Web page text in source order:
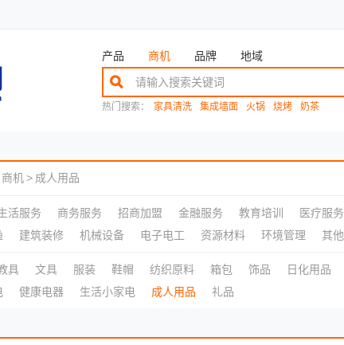
产品 商机 品牌 地域
热门搜索： 家具清洗 集成墙面 火锅 烧烤 奶茶
商机> 成人用品
活服务 商务服务 招商加盟 金融服务 教育培训 医疗服务
建筑装修 机械设备 电子电工 资源材料 环境管理 其他
具 文具 服装 鞋帽 纺织原料 箱包 饰品 日化用品
健康电器 生活小家电 成人用品 礼品